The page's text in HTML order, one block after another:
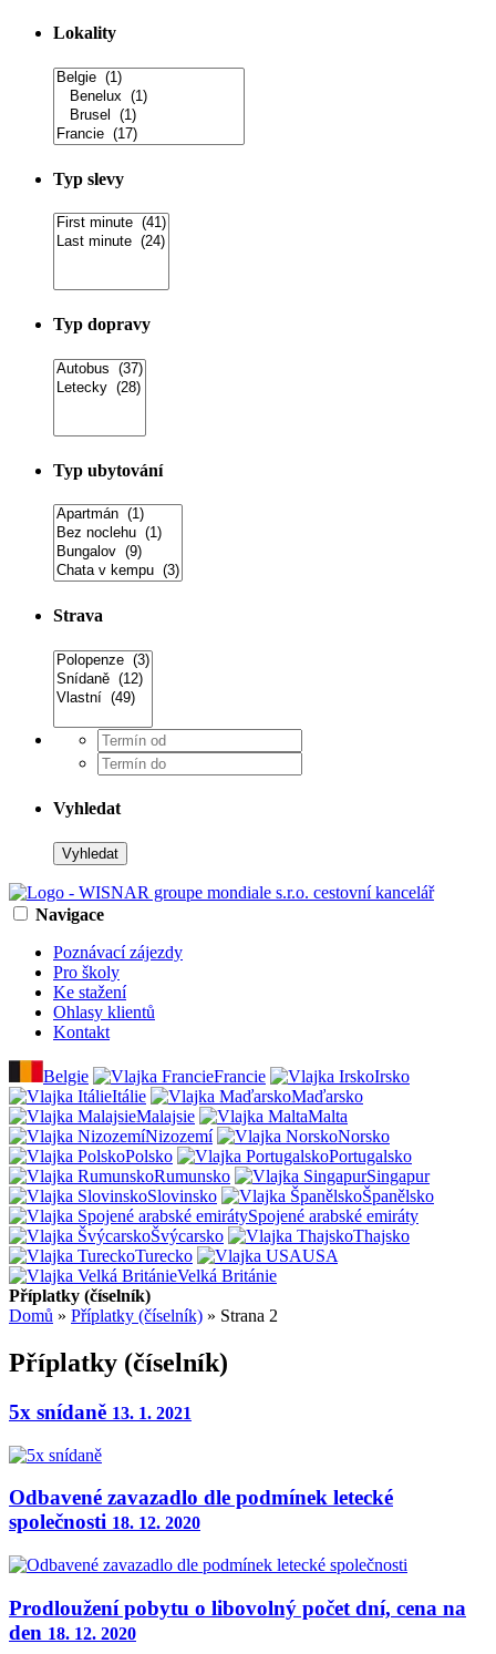
Lokality
Typ slevy
Typ dopravy
Typ ubytování
Strava
Vyhledat
Navigace
Poznávací zájezdy
Pro školy
Ke stažení
Ohlasy klientů
Kontakt
Belgie Francie
Irsko
Itálie
Maďarsko
Malajsie
Malta
Nizozemí
Norsko
Polsko
Portugalsko
Rumunsko
Singapur
Slovinsko
Španělsko
Spojené arabské emiráty
Švýcarsko
Thajsko
Turecko
USA
Velká Británie
Příplatky (číselník)
Domů » Příplatky (číselník) » Strana 2
Příplatky (číselník)
5x snídaně 13. 1. 2021
Odbavené zavazadlo dle podmínek letecké
společnosti 18. 12. 2020
Prodloužení pobytu o libovolný počet dní, cena na
den 18. 12. 2020